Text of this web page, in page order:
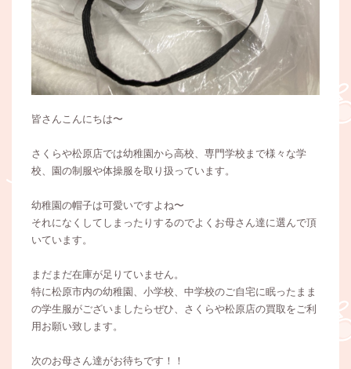
皆さんこんにちは〜
さくらや松原店では幼稚園から高校、専門学校まで様々な学
校、園の制服や体操服を取り扱っています。
幼稚園の帽子は可愛いですよね〜
それになくしてしまったりするのでよくお母さん達に選んで頂
いています。
まだまだ在庫が足りていません。
特に松原市内の幼稚園、小学校、中学校のご自宅に眠ったまま
の学生服がございましたらぜひ、さくらや松原店の買取をご利
用お願い致します。
次のお母さん達がお待ちです！！